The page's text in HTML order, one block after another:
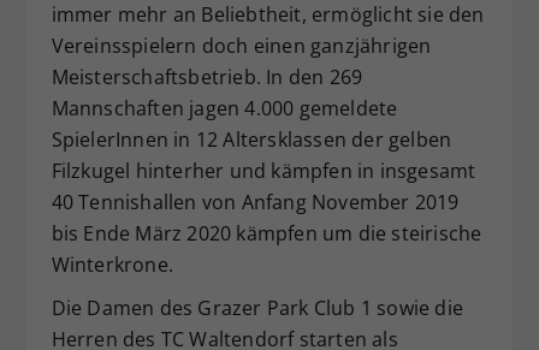
immer mehr an Beliebtheit, ermöglicht sie den
Vereinsspielern doch einen ganzjährigen
Meisterschaftsbetrieb. In den 269
Mannschaften jagen 4.000 gemeldete
SpielerInnen in 12 Altersklassen der gelben
Filzkugel hinterher und kämpfen in insgesamt
40 Tennishallen von Anfang November 2019
bis Ende März 2020 kämpfen um die steirische
Winterkrone.
Die Damen des Grazer Park Club 1 sowie die
Herren des TC Waltendorf starten als